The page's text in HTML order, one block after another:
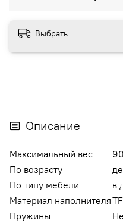
Выбрать
Описание
Максимальный вес
90
По возрасту
По типу мебели
в
Материал наполнителя
Пружины